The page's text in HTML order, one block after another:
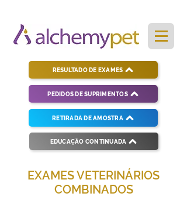
PEDIDOS DE SUPRIMENTOS
RESULTADO DE EXAMES
RETIRADA DE AMOSTRA
EDUCAÇÃO CONTINUADA
EXAMES VETERINÁRIOS
COMBINADOS